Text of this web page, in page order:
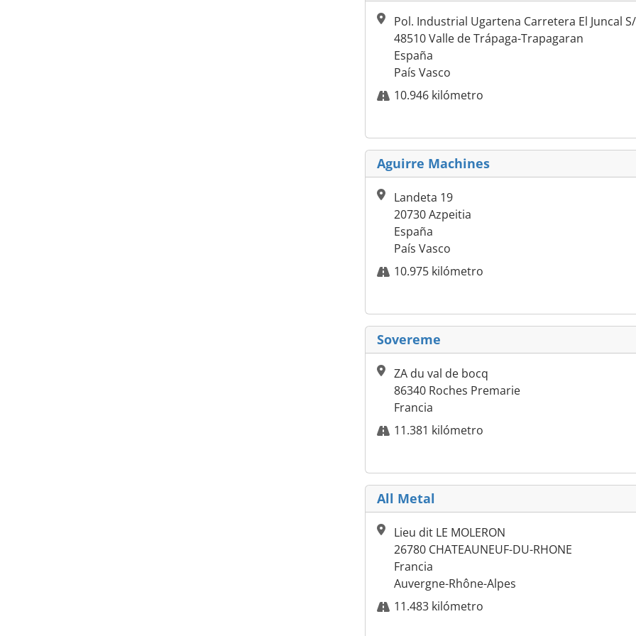
Pol. Industrial Ugartena Carretera El Juncal
48510 Valle de Trápaga-Trapagaran
España
País Vasco
10.946 kilómetro
Aguirre Machines
Landeta 19
20730 Azpeitia
España
País Vasco
10.975 kilómetro
Sovereme
ZA du val de bocq
86340 Roches Premarie
Francia
11.381 kilómetro
All Metal
Lieu dit LE MOLERON
26780 CHATEAUNEUF-DU-RHONE
Francia
Auvergne-Rhône-Alpes
11.483 kilómetro